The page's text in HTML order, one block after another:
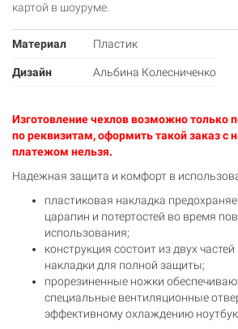
картой в шоуруме.
Материал Пластик
Дизайн Альбина Колесниченко
Изготовление чехлов возможно только
по реквизитам, оформить такой заказ
платежом нельзя.
Надежная защита и комфорт в
пластиковая накладка
царапин и потертостей во время
использования;
конструкция состоит из двух
накладки для полной защиты;
прорезиненные ножки
специальные вентиляционные
эффективному охлаждению